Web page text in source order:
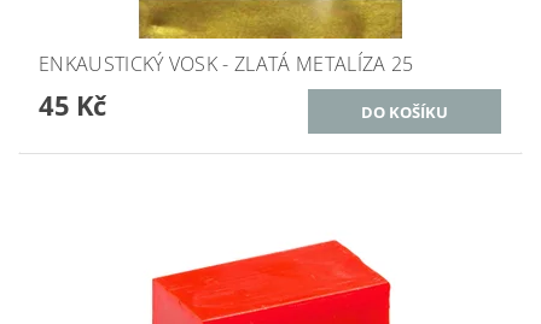
ENKAUSTICKÝ VOSK - ZLATÁ METALÍZA 25
45 Kč